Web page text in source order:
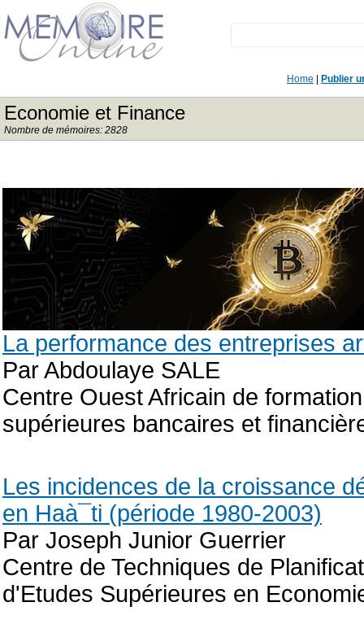
Home Publier
Economie et Finance
Nombre de mémoires: 2828
La performance des entreprises
Par Abdoulaye SALE
Centre Ouest Africain de
supérieures bancaires et
Les incidences de la croissance
en Haà¯ti (période 1980-2003)
Par Joseph Junior Guerrier
Centre de Techniques de
d'Etudes Supérieures en